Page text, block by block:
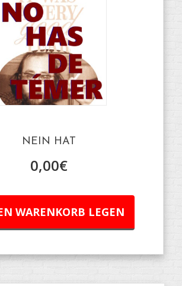
NEIN HAT
0,00€
WARENKORB LEGEN